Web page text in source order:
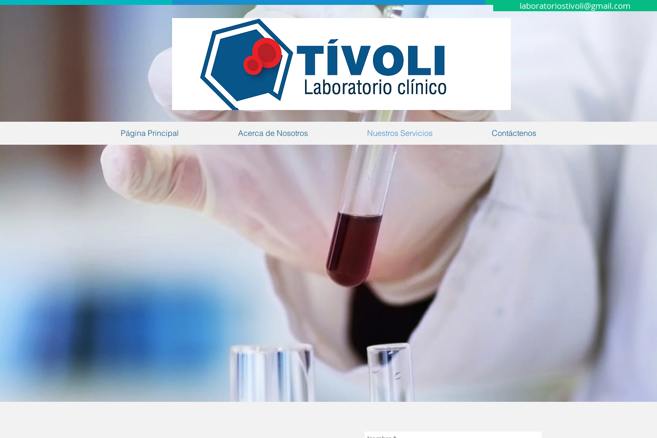
laboratoriostivoli@gmail.com
Página Principal Acerca de Nosotros Nuestros Servicios Contáctenos
Pruebas antidopaje
Exámenes Tarjeta
de Salud